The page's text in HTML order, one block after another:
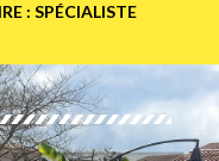
: SPÉCIALISTE